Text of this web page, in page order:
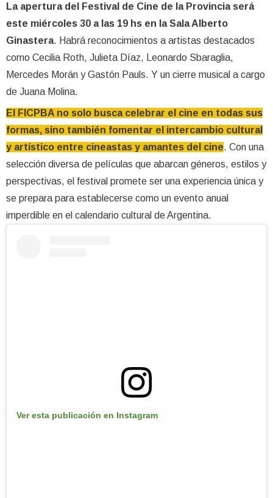
La apertura del Festival de Cine de la Provincia será
este miércoles 30 a las 19 hs en la Sala Alberto
Ginastera. Habrá reconocimientos a artistas destacados
como Cecilia Roth, Julieta Díaz, Leonardo Sbaraglia,
Mercedes Morán y Gastón Pauls. Y un cierre musical a cargo
de Juana Molina.
El FICPBA no solo busca celebrar el cine en todas sus
formas, sino también fomentar el intercambio cultural
y artístico entre cineastas y amantes del cine. Con una
selección diversa de películas que abarcan géneros, estilos y
perspectivas, el festival promete ser una experiencia única y
se prepara para establecerse como un evento anual
imperdible en el calendario cultural de Argentina.
Ver esta publicación en Instagram